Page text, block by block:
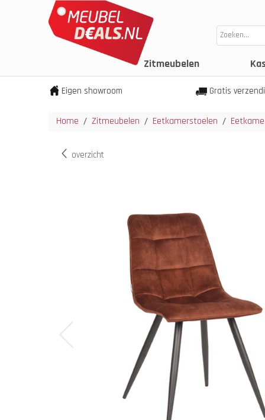
Zitmeubelen
Eigen showroom Gratis
Home / Zitmeubelen / Eetkamerstoelen /
overzicht